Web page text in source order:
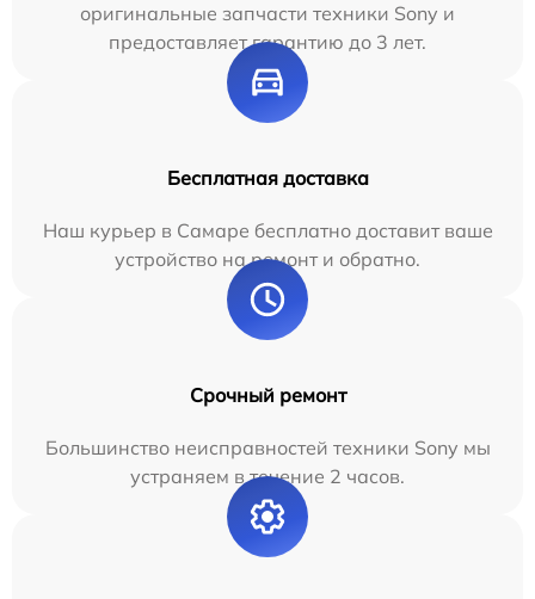
оригинальные запчасти техники Sony и
предоставляет гарантию до 3 лет.
Бесплатная доставка
Наш курьер в Самаре бесплатно доставит ваше
устройство на ремонт и обратно.
Срочный ремонт
Большинство неисправностей техники Sony мы
устраняем в течение 2 часов.